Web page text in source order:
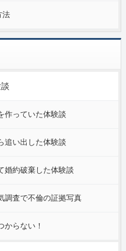
法
作っていた体験談
追い出した体験談
婚約破棄した体験談
調査で不倫の証拠写真
からない！